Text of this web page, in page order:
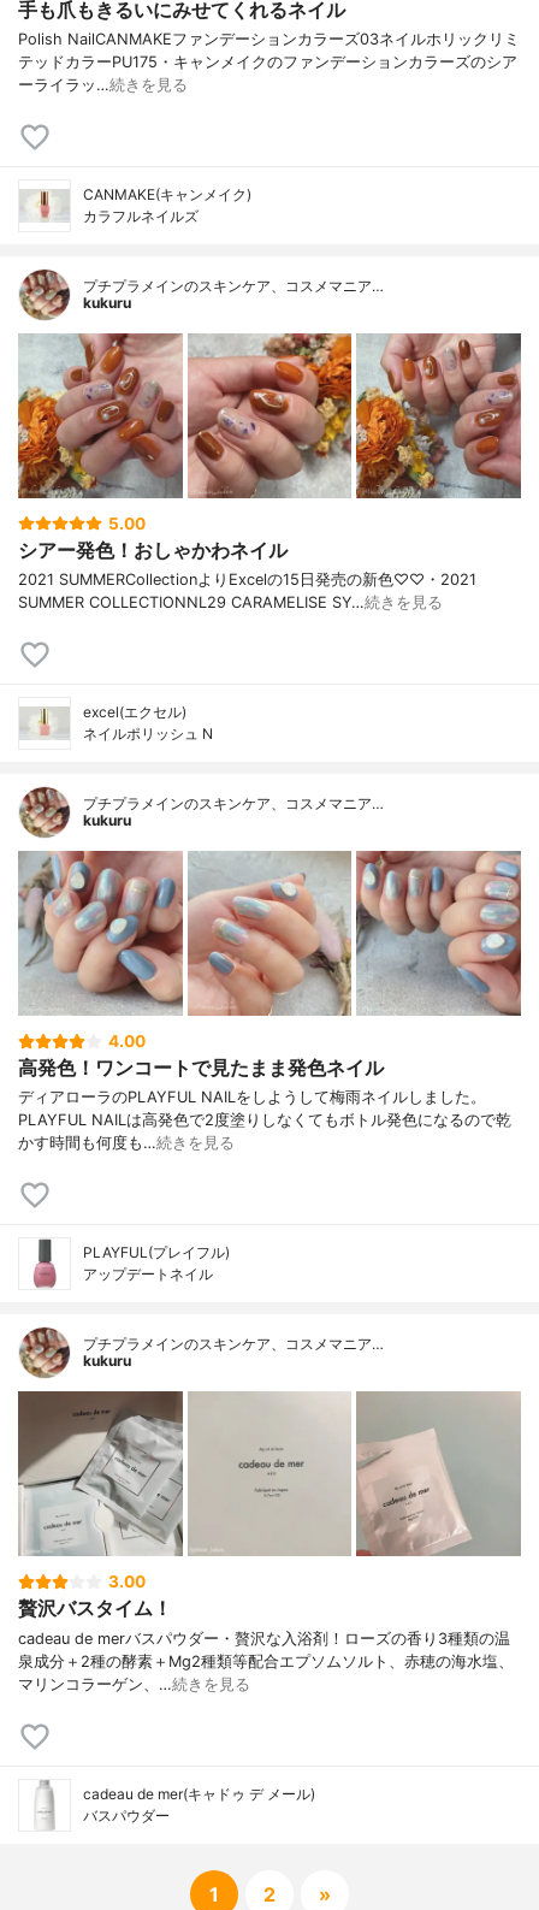
手も爪もきるいにみせてくれるネイル
Polish NailCANMAKEファンデーションカラーズ03ネイルホリックリミ
テッドカラーPU175・キャンメイクのファンデーションカラーズのシア
ーライラッ…続きを見る
CANMAKE(キャンメイク)
カラフルネイルズ
プチプラメインのスキンケア、コスメマニア…
kukuru
5.00
シアー発色！おしゃかわネイル
2021 SUMMERCollectionよりExcelの15日発売の新色♡♡・2021
SUMMER COLLECTIONNL29 CARAMELISE SY…続きを見る
excel(エクセル)
ネイルポリッシュ N
プチプラメインのスキンケア、コスメマニア…
kukuru
4.00
高発色！ワンコートで見たまま発色ネイル
ディアローラのPLAYFUL NAILをしようして梅雨ネイルしました。
PLAYFUL NAILは高発色で2度塗りしなくてもボトル発色になるので乾
かす時間も何度も…続きを見る
PLAYFUL(プレイフル)
アップデートネイル
プチプラメインのスキンケア、コスメマニア…
kukuru
3.00
贅沢バスタイム！
cadeau de merバスパウダー・贅沢な入浴剤！ローズの香り3種類の温
泉成分＋2種の酵素＋Mg2種類等配合エプソムソルト、赤穂の海水塩、
マリンコラーゲン、…続きを見る
cadeau de mer(キャドゥ デ メール)
バスパウダー
1 2 »